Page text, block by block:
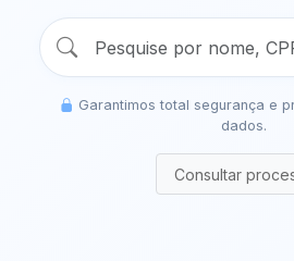
Garantimos total segurança e
dados.
Consultar